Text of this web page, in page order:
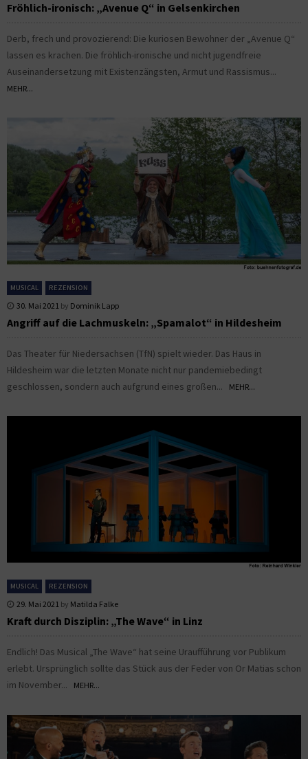
Fröhlich-ironisch: „Avenue Q“ in Gelsenkirchen
Derb, frech und provozierend: Die kuriosen Bewohner der „Avenue Q“
lassen es krachen. Die fröhlich-ironische und nicht jugendfreie
Auseinandersetzung mit Existenzängsten, Armut und Rassismus...
MEHR...
MUSICAL REZENSION
30. Mai 2021 by Dominik Lapp
Angriff auf die Lachmuskeln: „Spamalot“ in Hildesheim
Das Theater für Niedersachsen (TfN) spielt wieder. Das Haus in
Hildesheim war die letzten Monate nicht nur pandemiebedingt
geschlossen, sondern auch aufgrund eines großen...
MEHR...
MUSICAL REZENSION
29. Mai 2021 by Matilda Falke
Kraft durch Disziplin: „The Wave“ in Linz
Endlich! Das Musical „The Wave“ hat seine Uraufführung vor Publikum
erlebt. Ursprünglich sollte das Stück aus der Feder von Or Matias schon
im November...
MEHR...